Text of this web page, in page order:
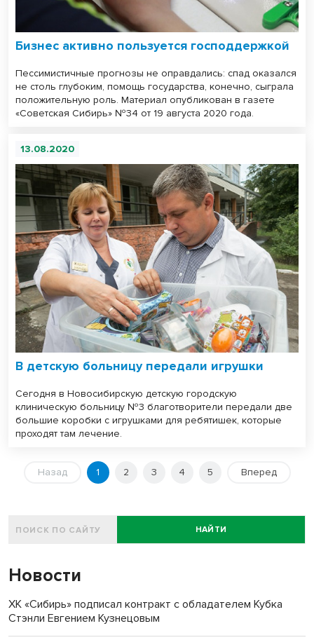
Бизнес активно пользуется господдержкой
Пессимистичные прогнозы не оправдались: спад оказался
не столь глубоким, помощь государства, конечно, сыграла
положительную роль. Материал опубликован в газете
«Советская Сибирь» №34 от 19 августа 2020 года.
13.08.2020
В детскую больницу передали игрушки
Сегодня в Новосибирскую детскую городскую
клиническую больницу №3 благотворители передали две
большие коробки с игрушками для ребятишек, которые
проходят там лечение.
Назад 1 2 3 4 5 Вперед
НАЙТИ
Новости
ХК «Сибирь» подписал контракт с обладателем Кубка
Стэнли Евгением Кузнецовым